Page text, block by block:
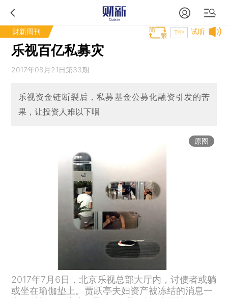
财新周刊 试听
T中
乐视百亿私募灾
2017年08月21日第33期
乐视资金链断裂后，私募基金公募化融资引发的苦
果，让投资人难以下咽
原图
2017年7月6日，北京乐视总部大厅内，讨债者或躺
或坐在瑜伽垫上。贾跃亭夫妇资产被冻结的消息一